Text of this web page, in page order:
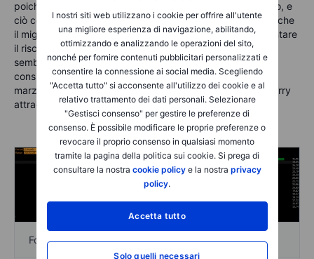
I nostri siti web utilizzano i cookie per offrire all'utente
una migliore esperienza di navigazione, abilitando,
ottimizzando e analizzando le operazioni del sito,
nonché per fornire contenuti pubblicitari personalizzati e
consentire la connessione ai social media. Scegliendo
"Accetta tutto" si acconsente all'utilizzo dei cookie e al
relativo trattamento dei dati personali. Selezionare
"Gestisci consenso" per gestire le preferenze di
consenso. È possibile modificare le proprie preferenze o
revocare il proprio consenso in qualsiasi momento
tramite la pagina della politica sui cookie. Si prega di
consultare la nostra cookie policye la nostra privacy
policy.
Accetta tutto
Solo quelli necessari
poiché la Fed abbraccia i tagli dei tassi in modo più aperto, e
ciò comporta il rischio di una riduzione del carry trade. Anche
il miglior carry trade in yen finora – MXNJPY – deve affrontare
il rischio che i responsabili politici di Banxico inizino a
sembrare ultimamente più accomodanti e prendano in
considerazione un taglio dei tassi già nella riunione del 21
marzo, ma anche un taglio di 25 punti base mantiene il carry
attraente per ora.
Fonte: Bloomberg